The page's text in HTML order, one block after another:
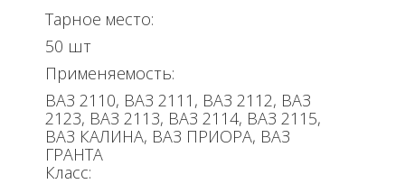
Тарное место:
50 шт
Применяемость:
ВАЗ 2110, ВАЗ 2111, ВАЗ 2112, ВАЗ
2123, ВАЗ 2113, ВАЗ 2114, ВАЗ 2115,
ВАЗ КАЛИНА, ВАЗ ПРИОРА, ВАЗ
ГРАНТА
Класс: